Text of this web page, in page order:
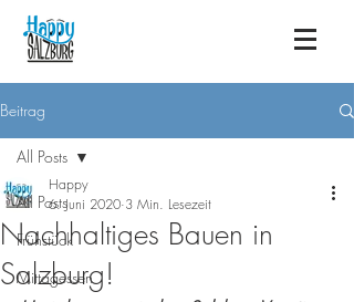
Beitrag
All Posts
Frühstück
Mittagessen
All Posts
Nachhaltiges Bauen in
Salzburg!
Happy
6. Juni 2020 3 Min. Lesezeit